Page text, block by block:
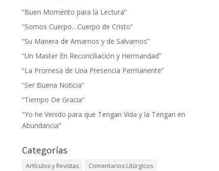
“Buen Momento para la Lectura”
“Somos Cuerpo…Cuerpo de Cristo”
“Su Manera de Amarnos y de Salvarnos”
“Un Master En Reconciliación y Hermandad”
“La Promesa de Una Presencia Permanente”
“Ser Buena Noticia”
“Tiempo De Gracia”
“Yo he Venido para que Tengan Vida y la Tengan en
Abundancia”
Categorías
Artículos y Revistas
Comentarios Litúrgicos